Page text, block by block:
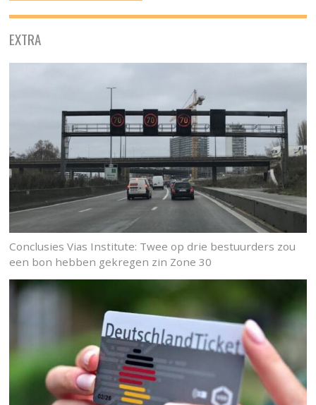
EXTRA
Conclusies Vias Institute: Twee op drie bestuurders zou
een bon hebben gekregen zin Zone 30